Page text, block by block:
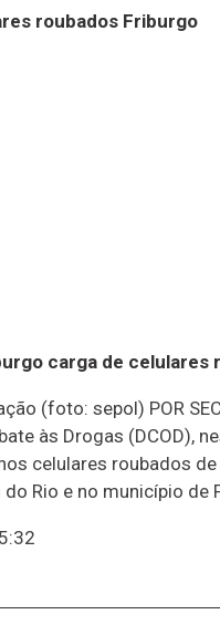
roubados Friburgo
carga de celulares
(foto: sepol) POR
às Drogas
celulares roubados
Rio e no município